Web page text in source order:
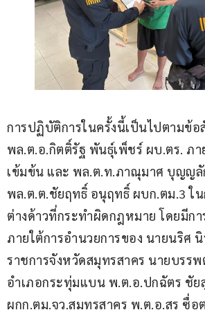
การปฏิบัติการในครั้งนี้เป็นไปตามข้อ
พล.ต.อ.กิตติ์รัฐ พันธุ์เพ็ชร์ ผบ.ตร. ภา
เข้มข้น และ พล.ต.ท.ภาณุมาศ บุญญ
พล.ต.ต.ชัยฤทธิ์ อนุฤทธิ์ ผบก.ตม.3 ใ
ต่างด้าวที่กระทำผิดกฎหมาย โดยมีก
ภายใต้การอำนวยการของ นายนริศ นิ
ราชการจังหวัดสมุทรสาคร นายบรร
อำเภอกระทุ่มแบน พ.ต.อ.ปกฉัตร ชั
ผกก.ตม.จว.สมุทรสาคร พ.ต.อ.สร ซื่อ